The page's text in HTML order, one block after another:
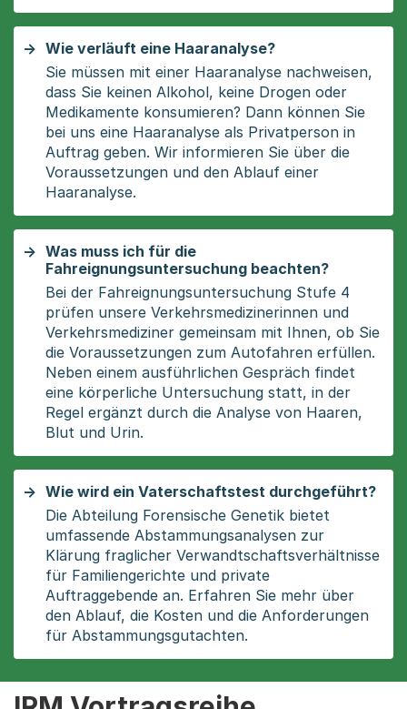
Wie verläuft eine Haaranalyse?
Sie müssen mit einer Haaranalyse nachweisen,
dass Sie keinen Alkohol, keine Drogen oder
Medikamente konsumieren? Dann können Sie
bei uns eine Haaranalyse als Privatperson in
Auftrag geben. Wir informieren Sie über die
Voraussetzungen und den Ablauf einer
Haaranalyse.
Was muss ich für die
Fahreignungsuntersuchung beachten?
Bei der Fahreignungsuntersuchung Stufe 4
prüfen unsere Verkehrsmedizinerinnen und
Verkehrsmediziner gemeinsam mit Ihnen, ob Sie
die Voraussetzungen zum Autofahren erfüllen.
Neben einem ausführlichen Gespräch findet
eine körperliche Untersuchung statt, in der
Regel ergänzt durch die Analyse von Haaren,
Blut und Urin.
Wie wird ein Vaterschaftstest durchgeführt?
Die Abteilung Forensische Genetik bietet
umfassende Abstammungsanalysen zur
Klärung fraglicher Verwandtschaftsverhältnisse
für Familiengerichte und private
Auftraggebende an. Erfahren Sie mehr über
den Ablauf, die Kosten und die Anforderungen
für Abstammungsgutachten.